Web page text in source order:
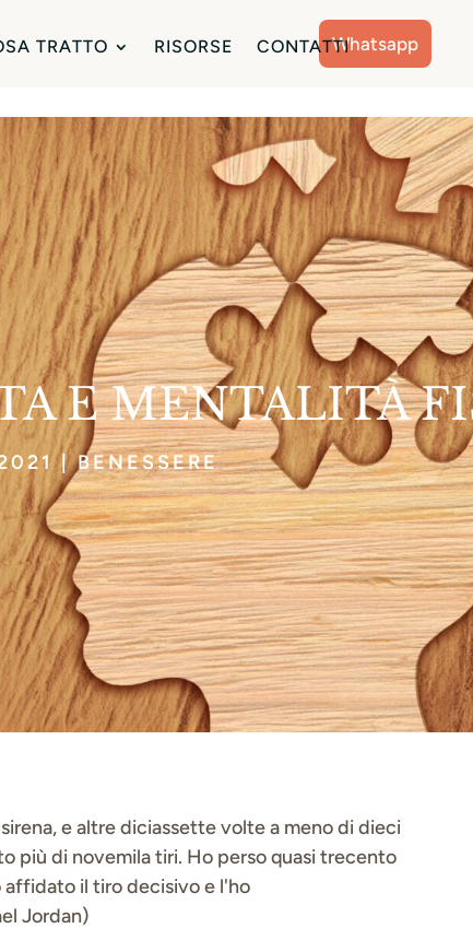
TRATTO RISORSE CONTATTIWhatsapp
E MENTALITÀ
|BENESSERE
e altre diciassette volte a meno di dieci
più di novemila tiri. Ho perso quasi trecento
affidato il tiro decisivo e l'ho
Jordan)